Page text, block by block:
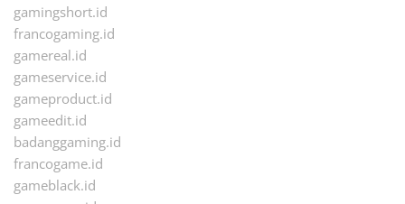
gamingshort.id
francogaming.id
gamereal.id
gameservice.id
gameproduct.id
gameedit.id
badanggaming.id
francogame.id
gameblack.id